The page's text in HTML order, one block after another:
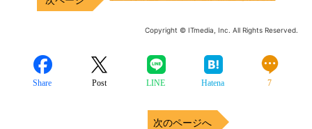
Copyright © ITmedia, Inc. All Rights Reserved.
Share Post LINE Hatena 7
次のページへ